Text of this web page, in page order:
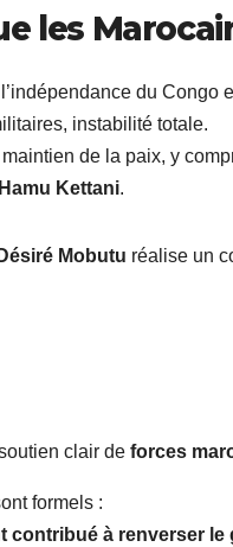
les
du Congo
instabilité totale.
maintien de la paix, y
Kettani.
Mobutu réalise un
clair de forces
formels :
contribué à renverser